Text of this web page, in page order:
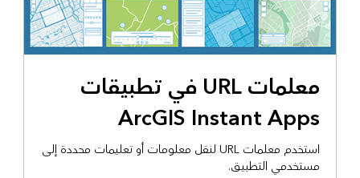
معلمات URL في تطبيقات
ArcGIS Instant Apps
استخدم معلمات URL لنقل معلومات أو تعليمات محددة إلى
مستخدمي التطبيق.